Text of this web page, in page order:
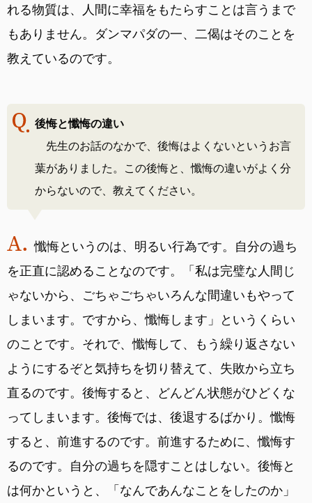
れる物質は、人間に幸福をもたらすことは言うまで
もありません。ダンマパダの一、二偈はそのことを
教えているのです。
後悔と懺悔の違い
先生のお話のなかで、後悔はよくないというお言
葉がありました。この後悔と、懺悔の違いがよく分
からないので、教えてください。
懺悔というのは、明るい行為です。自分の過ち
を正直に認めることなのです。「私は完璧な人間じ
ゃないから、ごちゃごちゃいろんな間違いもやって
しまいます。ですから、懺悔します」というくらい
のことです。それで、懺悔して、もう繰り返さない
ようにするぞと気持ちを切り替えて、失敗から立ち
直るのです。後悔すると、どんどん状態がひどくな
ってしまいます。後悔では、後退するばかり。懺悔
すると、前進するのです。前進するために、懺悔す
るのです。自分の過ちを隠すことはしない。後悔と
は何かというと、「なんであんなことをしたのか」